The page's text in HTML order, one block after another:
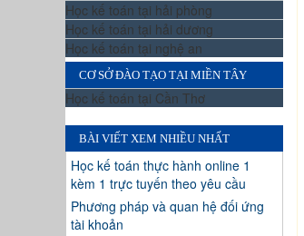
Học kế toán tại hải phòng
Học kế toán tại hải dương
Học kế toán tại nghệ an
CƠ SỞ ĐÀO TẠO TẠI MIỀN TÂY
Học kế toán tại Cần Thơ
BÀI VIẾT XEM NHIỀU NHẤT
Học kế toán thực hành online 1
kèm 1 trực tuyến theo yêu cầu
Phương pháp và quan hệ đối ứng
tài khoản